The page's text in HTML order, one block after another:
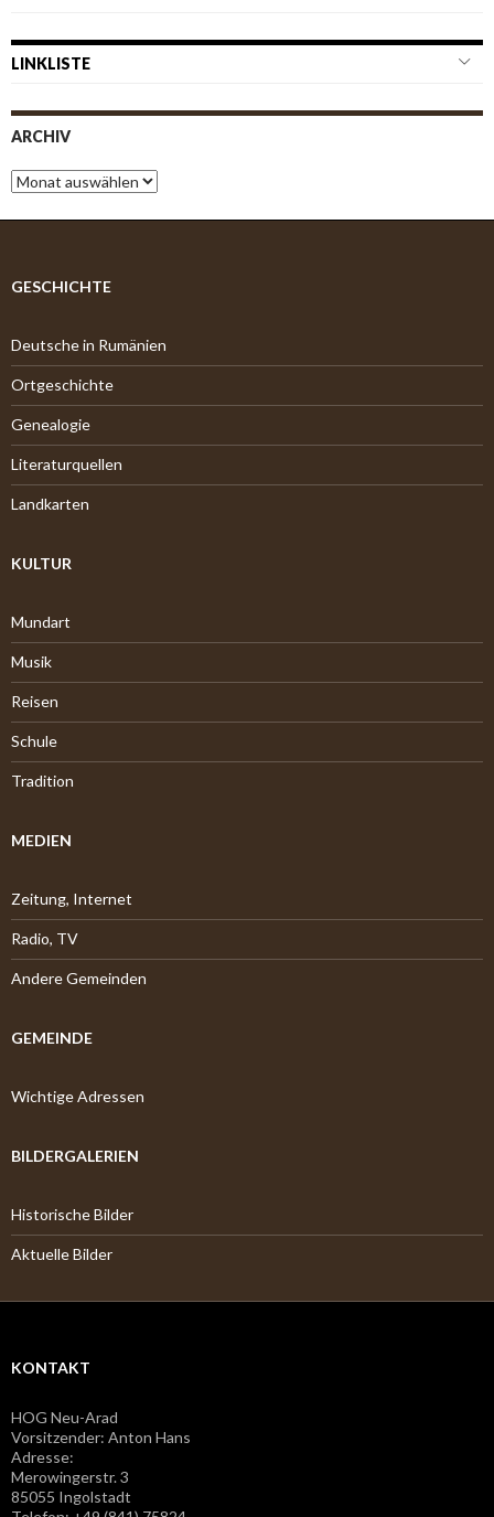
LINKLISTE
ARCHIV
A
r
c
v
GESCHICHTE
Deutsche in Rumänien
Ortgeschichte
Genealogie
Literaturquellen
Landkarten
KULTUR
Mundart
Musik
Reisen
Schule
Tradition
MEDIEN
Zeitung, Internet
Radio, TV
Andere Gemeinden
GEMEINDE
Wichtige Adressen
BILDERGALERIEN
Historische Bilder
Aktuelle Bilder
KONTAKT
HOG Neu-Arad
Vorsitzender: Anton Hans
Adresse:
Merowingerstr. 3
85055 Ingolstadt